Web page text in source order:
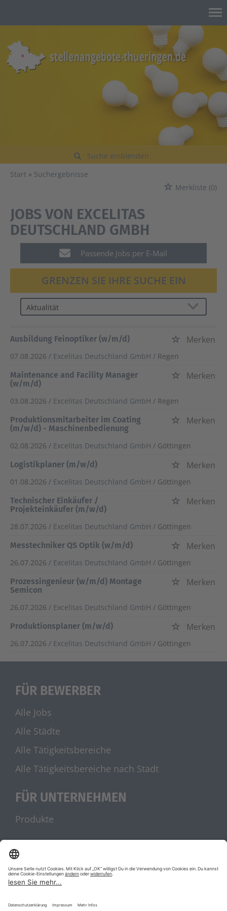
Suche einblenden
Start
Suchergebnisse
Merkliste (0)
JOBS VON EXCELITAS
DEUTSCHLAND GMBH
Passende Jobs per E-Mail
GRENZEN SIE IHRE SUCHE EIN
Ausbildung Feinoptiker (w/m/d) Merken
07.08.2026 / Excelitas Deutschland GmbH / Regen
Maintenance and Facility Manager
(w/m/d)
Merken
03.08.2026 / Excelitas Deutschland GmbH / Regen
Produktionsmitarbeiter im Coating
(m/w/d) - Maschinenbedienung
Merken
02.08.2026 / Excelitas Deutschland GmbH / Göttingen
Logistikplaner (m/w/d)
Merken
01.08.2026 / Excelitas Deutschland GmbH / Göttingen
Technischer Einkäufer /
Projekteinkäufer (m/w/d)
Merken
28.07.2026 / Excelitas Deutschland GmbH / Göttingen
Messtechniker QS Optik (w/m/d)
Merken
26.07.2026 / Excelitas Deutschland GmbH / Göttingen
Prozessingenieur (w/m/d) Montage
Semicon
Merken
26.07.2026 / Excelitas Deutschland GmbH / Göttingen
Produktionsplaner (m/w/d)
Merken
26.07.2026 / Excelitas Deutschland GmbH / Göttingen
FÜR BEWERBER
Alle Jobs
Alle Städte
Alle Tätigkeitsbereiche
Alle Tätigkeitsbereiche nach Stadt
FÜR UNTERNEHMEN
Produkte
UNSERE PARTNER
stellenanzeigen.de
Jobblitz.de